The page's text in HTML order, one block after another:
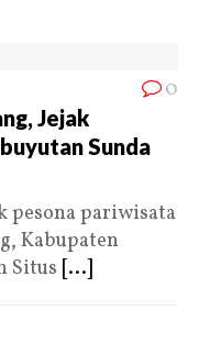
0
Jejak
Sunda
pesona pariwisata
Kabupaten
Situs [...]